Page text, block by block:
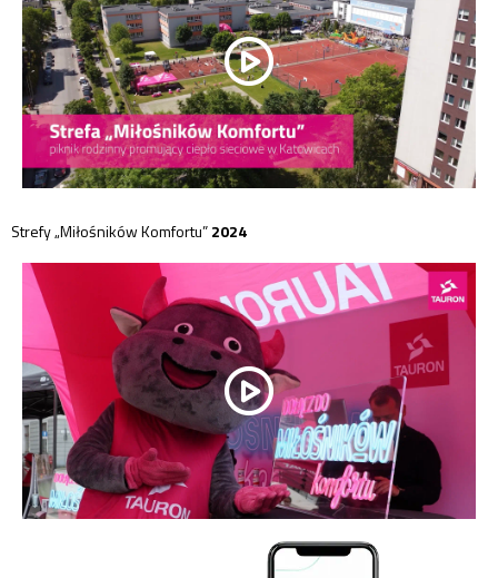
Strefy „Miłośników Komfortu”2024